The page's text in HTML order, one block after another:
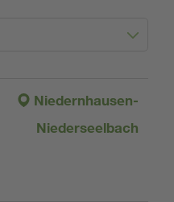
Niedernhausen-
Niederseelbach